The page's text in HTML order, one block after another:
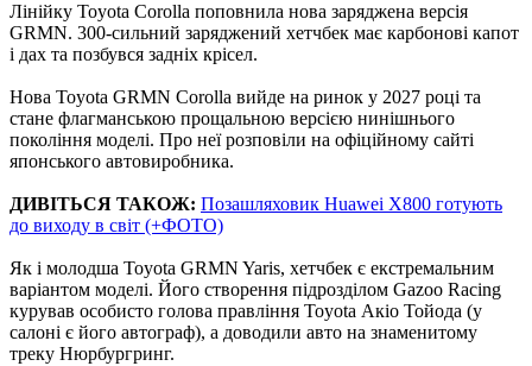
Лінійку Toyota Corolla поповнила нова заряджена версія
GRMN. 300-сильний заряджений хетчбек має карбонові капот
і дах та позбувся задніх крісел.
Нова Toyota GRMN Corolla вийде на ринок у 2027 році та
стане флагманською прощальною версією нинішнього
покоління моделі. Про неї розповіли на офіційному сайті
японського автовиробника.
ДИВІТЬСЯ ТАКОЖ: Позашляховик Huawei X800 готують
до виходу в світ (+ФОТО)
Як і молодша Toyota GRMN Yaris, хетчбек є екстремальним
варіантом моделі. Його створення підрозділом Gazoo Racing
курував особисто голова правління Toyota Акіо Тойода (у
салоні є його автограф), а доводили авто на знаменитому
треку Нюрбургринг.